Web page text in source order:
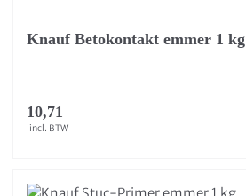
Knauf Betokontakt emmer 1 kg
10,71
incl. BTW